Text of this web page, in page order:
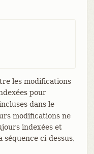
les modifications
pour
dans le
modifications ne
indexées et
séquence ci-dessus,